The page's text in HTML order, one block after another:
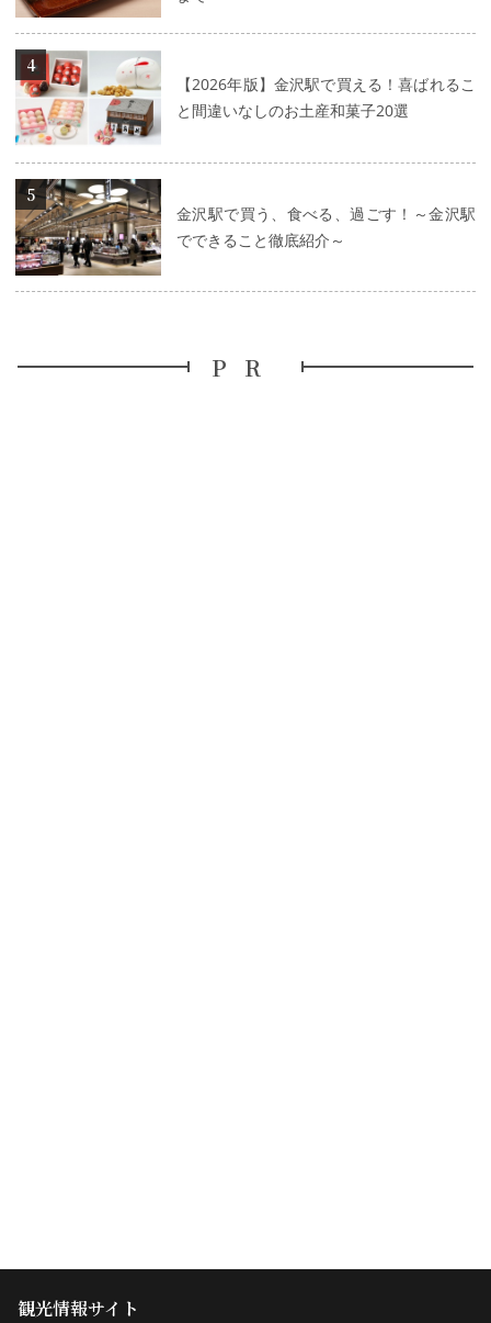
【2026年版】金沢駅で買える！喜ばれるこ
と間違いなしのお土産和菓子20選
詳細はこちら
金沢駅で買う、食べる、過ごす！～金沢駅
でできること徹底紹介～
詳細はこちら
PR
観光情報サイト